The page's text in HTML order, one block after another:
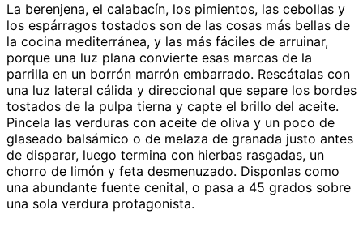
La berenjena, el calabacín, los pimientos, las cebollas y
los espárragos tostados son de las cosas más bellas de
la cocina mediterránea, y las más fáciles de arruinar,
porque una luz plana convierte esas marcas de la
parrilla en un borrón marrón embarrado. Rescátalas con
una luz lateral cálida y direccional que separe los bordes
tostados de la pulpa tierna y capte el brillo del aceite.
Pincela las verduras con aceite de oliva y un poco de
glaseado balsámico o de melaza de granada justo antes
de disparar, luego termina con hierbas rasgadas, un
chorro de limón y feta desmenuzado. Disponlas como
una abundante fuente cenital, o pasa a 45 grados sobre
una sola verdura protagonista.